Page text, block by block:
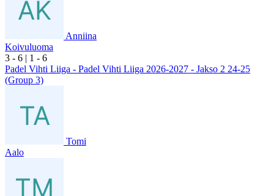
Anniina
Koivuluoma
3 - 6 | 1 - 6
Padel Vihti Liiga - Padel Vihti Liiga 2026-2027 - Jakso 2 24-25
(Group 3)
Tomi
Aalo